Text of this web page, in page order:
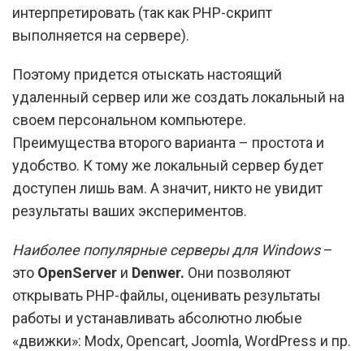
интерпретировать (так как PHP-скрипт
выполняется на сервере).
Поэтому придется отыскать настоящий
удаленный сервер или же создать локальный на
своем персональном компьютере.
Преимущества второго варианта – простота и
удобство. К тому же локальный сервер будет
доступен лишь вам. А значит, никто не увидит
результаты ваших экспериментов.
Наиболее популярные серверы для Windows–
это OpenServer и Denwer. Они позволяют
открывать PHP-файлы, оценивать результаты
работы и устанавливать абсолютно любые
«движки»: Modx, Opencart, Joomla, WordPress и пр.